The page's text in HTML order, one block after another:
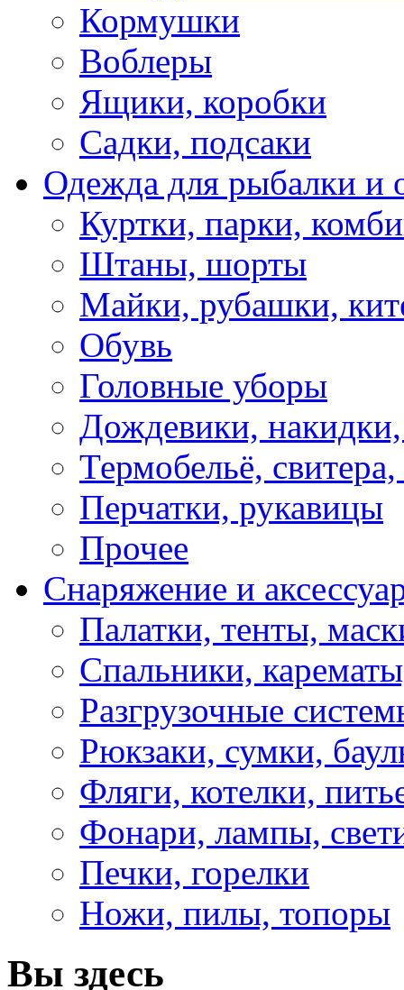
Кормушки
Воблеры
Ящики, коробки
Садки, подсаки
Одежда для рыбалки и
Куртки, парки,
Штаны, шорты
Майки, рубашки,
Обувь
Головные уборы
Дождевики,
Термобельё,
Перчатки, рукавицы
Прочее
Снаряжение и
Палатки, тенты,
Спальники,
Разгрузочные
Рюкзаки, сумки,
Фляги, котелки,
Фонари, лампы,
Печки, горелки
Ножи, пилы, топоры
Вы здесь